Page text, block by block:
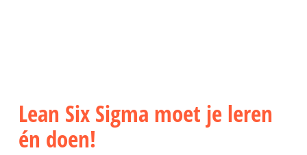
Lean Six Sigma moet je leren
én doen!